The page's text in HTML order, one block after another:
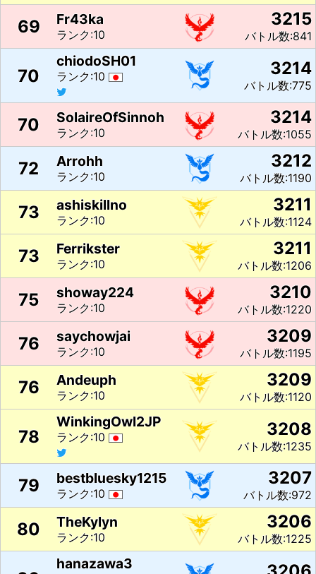
69 Fr43ka
ランク:10
3215
バトル数:841
70
chiodoSH01
ランク:10 3214
バトル数:775
70 SolaireOfSinnoh
ランク:10
3214
バトル数:1055
72 Arrohh
ランク:10
3212
バトル数:1190
73 ashiskillno
ランク:10
3211
バトル数:1124
73 Ferrikster
ランク:10
3211
バトル数:1206
75 showay224
ランク:10
3210
バトル数:1220
76 saychowjai
ランク:10
3209
バトル数:1195
76 Andeuph
ランク:10
3209
バトル数:1120
78
WinkingOwl2JP
ランク:10 3208
バトル数:1235
79 bestbluesky1215
ランク:10
3207
バトル数:972
80 TheKylyn
ランク:10
3206
バトル数:1225
hanazawa3